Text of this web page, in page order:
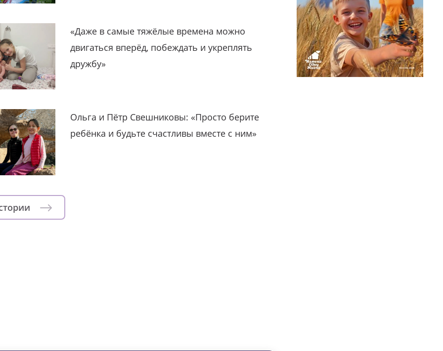
«Даже в самые тяжёлые времена можно
двигаться вперёд, побеждать и укреплять
дружбу»
Ольга и Пётр Свешниковы: «Просто берите
ребёнка и будьте счастливы вместе с ним»